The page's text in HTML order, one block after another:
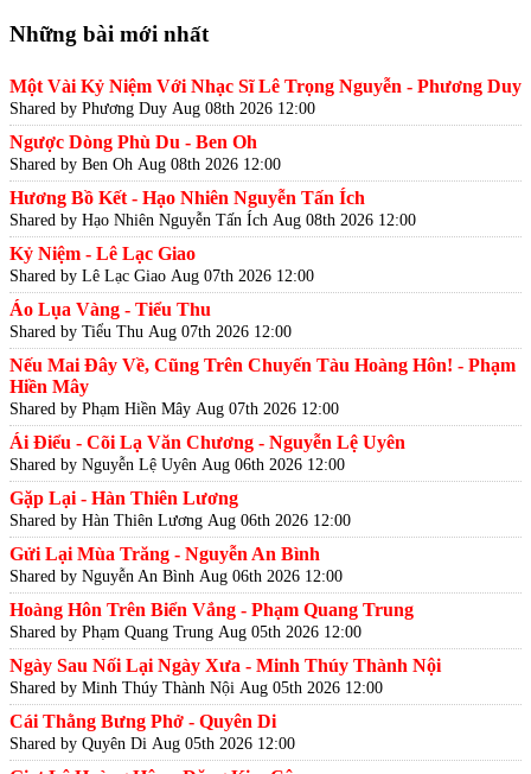
Những bài mới nhất
Một Vài Kỷ Niệm Với Nhạc Sĩ Lê Trọng Nguyễn - Phương Duy
Shared by Phương Duy Aug 08th 2026 12:00
Ngược Dòng Phù Du - Ben Oh
Shared by Ben Oh Aug 08th 2026 12:00
Hương Bồ Kết - Hạo Nhiên Nguyễn Tấn Ích
Shared by Hạo Nhiên Nguyễn Tấn Ích Aug 08th 2026 12:00
Kỷ Niệm - Lê Lạc Giao
Shared by Lê Lạc Giao Aug 07th 2026 12:00
Áo Lụa Vàng - Tiểu Thu
Shared by Tiểu Thu Aug 07th 2026 12:00
Nếu Mai Đây Về, Cũng Trên Chuyến Tàu Hoàng Hôn! - Phạm
Hiền Mây
Shared by Phạm Hiền Mây Aug 07th 2026 12:00
Ái Điểu - Cõi Lạ Văn Chương - Nguyễn Lệ Uyên
Shared by Nguyễn Lệ Uyên Aug 06th 2026 12:00
Gặp Lại - Hàn Thiên Lương
Shared by Hàn Thiên Lương Aug 06th 2026 12:00
Gửi Lại Mùa Trăng - Nguyễn An Bình
Shared by Nguyễn An Bình Aug 06th 2026 12:00
Hoàng Hôn Trên Biển Vắng - Phạm Quang Trung
Shared by Phạm Quang Trung Aug 05th 2026 12:00
Ngày Sau Nối Lại Ngày Xưa - Minh Thúy Thành Nội
Shared by Minh Thúy Thành Nội Aug 05th 2026 12:00
Cái Thằng Bưng Phở - Quyên Di
Shared by Quyên Di Aug 05th 2026 12:00